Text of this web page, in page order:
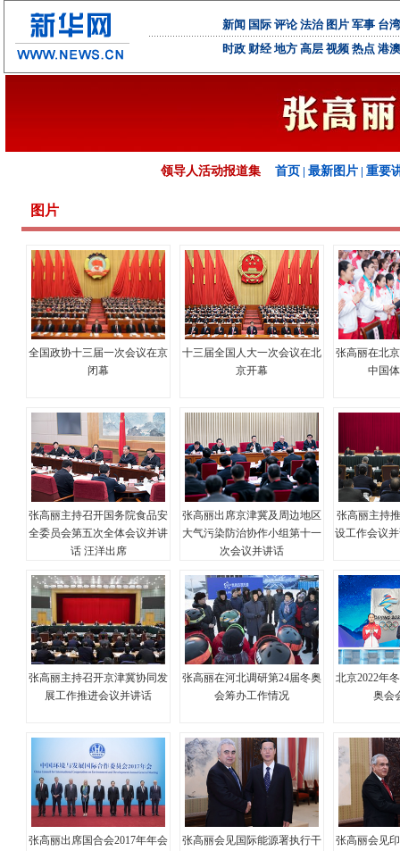
新闻 国际 评论 法治 图片 军事 台湾
时政 财经 地方 高层 视频 热点 港澳
领导人活动报道集 首页 | 最新图片 | 重要
图片
全国政协十三届一次会议在京
闭幕
十三届全国人大一次会议在北
京开幕
张高丽在北
中国
张高丽主持召开国务院食品安
全委员会第五次全体会议并讲
话 汪洋出席
张高丽出席京津冀及周边地区
大气污染防治协作小组第十一
次会议并讲话
张高丽主持
设工作会议
张高丽主持召开京津冀协同发
展工作推进会议并讲话
张高丽在河北调研第24届冬奥
会筹办工作情况
北京2022年
奥会
张高丽出席国合会2017年年会
张高丽会见国际能源署执行干
张高丽会见